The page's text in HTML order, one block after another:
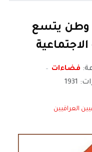
وطن يتسع
فضاءات
1931
العراقيين